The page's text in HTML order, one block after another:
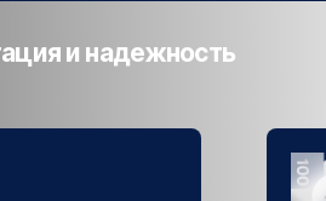
и надежность